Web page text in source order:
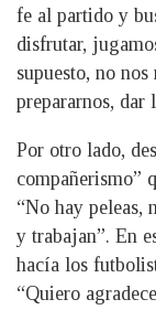
fe al partido y
disfrutar,
supuesto, no
prepararnos, dar
Por otro lado,
compañerismo”
“No hay peleas,
y trabajan”. En
hacía los
“Quiero